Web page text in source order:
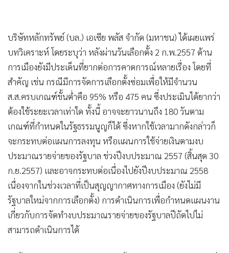
• เกม
• วิทยาศาสตร์
• SMEs
• หุ้น
• อินโดจีน
• กองทุนรวม
• Celeb Online
• Factcheck
News1
•
Gotomanager
บริษัทหลักทรัพย์ (บล.) เอเซีย พลัส จำกัด (มหาชน) ได้เผยแพร่
บทวิเคราะห์ โดยระบุว่า หลังผ่านวันเลือกตั้ง 2 ก.พ.2557 ด้าน
การเมืองยังมีประเด็นที่ยากต่อการคาดการณ์หลายเรื่อง โดยที่
สำคัญ เช่น กรณีมีการจัดการเลือกตั้งซ่อมเพื่อให้มีจำนวน
ส.ส.ครบเกณฑ์ขั้นต่ำคือ 95% หรือ 475 คน ซึ่งประเมินได้ยากว่า
ต้องใช้ระยะเวลาเท่าใด ทั้งนี้ อาจจะยาวนานถึง 180 วันตาม
เกณฑ์ที่กำหนดในรัฐธรรมนูญก็ได้ ซึ่งหากใช้เวลามากดังกล่าวก็
จะกระทบต่อแผนการลงทุน หรือแผนการใช้จ่ายเงินตามงบ
ประมาณรายจ่ายของรัฐบาล ช่วงปีงบประมาณ 2557 (สิ้นสุด 30
ก.ย.2557) และอาจกระทบต่อเนื่องไปยังปีงบประมาณ 2558
เนื่องจากในช่วงเวลาที่เป็นสุญญากาศทางการเมือง (ยังไม่มี
รัฐบาลใหม่จากการเลือกตั้ง) การดำเนินการเพื่อกำหนดแผนงาน
เกี่ยวกับการจัดทำงบประมาณรายจ่ายของรัฐบาลปีถัดไปไม่
สามารถดำเนินการได้